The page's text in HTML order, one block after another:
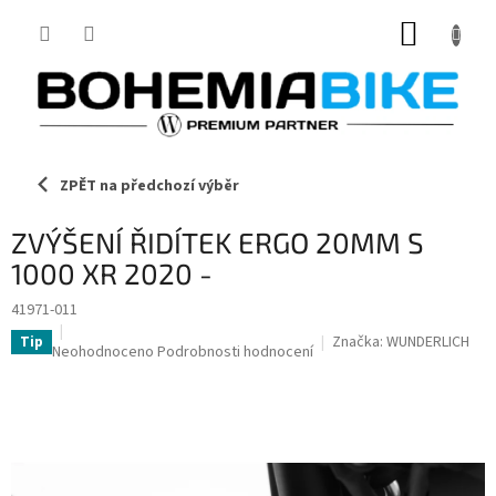
ZPĚT na předchozí výběr
ZVÝŠENÍ ŘIDÍTEK ERGO 20MM S
1000 XR 2020 -
41971-011
Tip Průměrné
Neohodnoceno Podrobnosti hodnocení Značka: WUNDERLICH